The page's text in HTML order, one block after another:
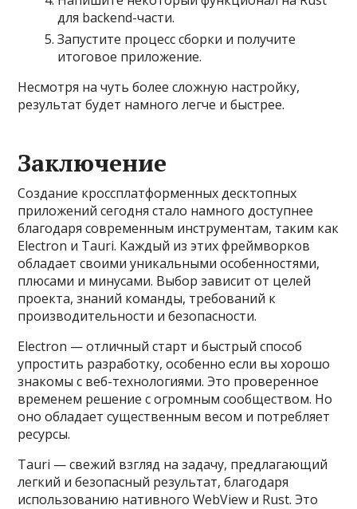
для backend-части.
Запустите процесс сборки и получите
итоговое приложение.
Несмотря на чуть более сложную настройку,
результат будет намного легче и быстрее.
Заключение
Создание кроссплатформенных десктопных
приложений сегодня стало намного доступнее
благодаря современным инструментам, таким как
Electron и Tauri. Каждый из этих фреймворков
обладает своими уникальными особенностями,
плюсами и минусами. Выбор зависит от целей
проекта, знаний команды, требований к
производительности и безопасности.
Electron — отличный старт и быстрый способ
упростить разработку, особенно если вы хорошо
знакомы с веб-технологиями. Это проверенное
временем решение с огромным сообществом. Но
оно обладает существенным весом и потребляет
ресурсы.
Tauri — свежий взгляд на задачу, предлагающий
легкий и безопасный результат, благодаря
использованию нативного WebView и Rust. Это